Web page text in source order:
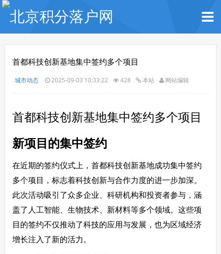
首都科技创新基地集中签约多个项目
城市动态 2025-09-03 10:33:22 428 本站 网站编辑
首都科技创新基地集中签约多个项目
新项目的集中签约
在近期的签约仪式上，首都科技创新基地成功集中签约
多个项目，标志着科技创新与合作力度的进一步加深。
此次活动吸引了众多企业、科研机构和投资者参与，涵
盖了人工智能、生物技术、新材料等多个领域。这些项
目的签约不仅推动了科技的应用与发展，也为区域经济
增长注入了新的活力。